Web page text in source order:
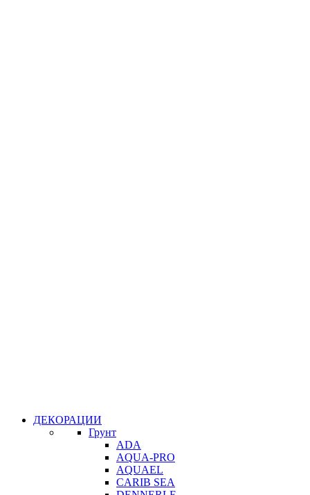
ДЕКОРАЦИИ
Грунт
ADA
AQUA-PRO
AQUAEL
CARIB SEA